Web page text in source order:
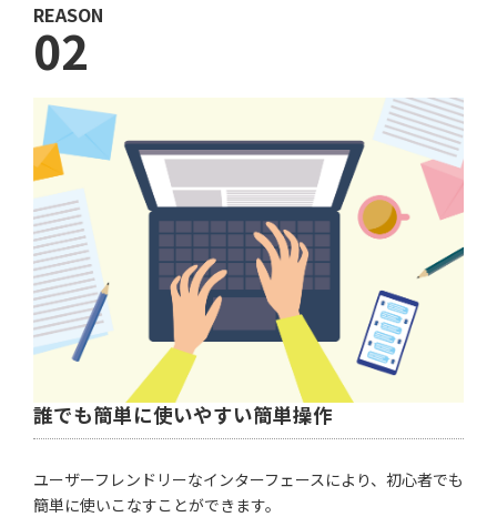
REASON
02
誰でも簡単に使いやすい簡単操作
ユーザーフレンドリーなインターフェースにより、初心者でも
簡単に使いこなすことができます。